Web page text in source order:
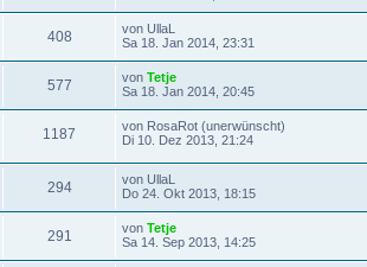
408 von UllaL
Sa 18. Jan 2014, 23:31
577 von Tetje
Sa 18. Jan 2014, 20:45
1187 von RosaRot (unerwünscht)
Di 10. Dez 2013, 21:24
294 von UllaL
Do 24. Okt 2013, 18:15
291 von Tetje
Sa 14. Sep 2013, 14:25